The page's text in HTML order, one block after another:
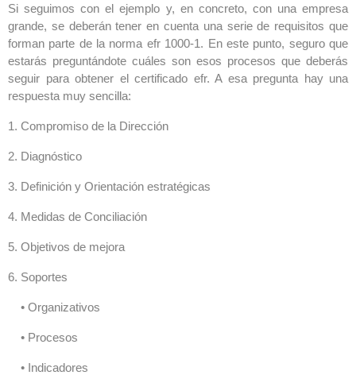
Si seguimos con el ejemplo y, en concreto, con una empresa
grande, se deberán tener en cuenta una serie de requisitos que
forman parte de la norma efr 1000-1. En este punto, seguro que
estarás preguntándote cuáles son esos procesos que deberás
seguir para obtener el certificado efr. A esa pregunta hay una
respuesta muy sencilla:
1. Compromiso de la Dirección
2. Diagnóstico
3. Definición y Orientación estratégicas
4. Medidas de Conciliación
5. Objetivos de mejora
6. Soportes
• Organizativos
• Procesos
• Indicadores